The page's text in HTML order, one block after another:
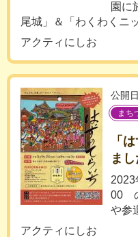
園に
尾城」＆「わくわくニ
アクティにしお
公開
まち
「
ま
2023
00
や参
アクティにしお